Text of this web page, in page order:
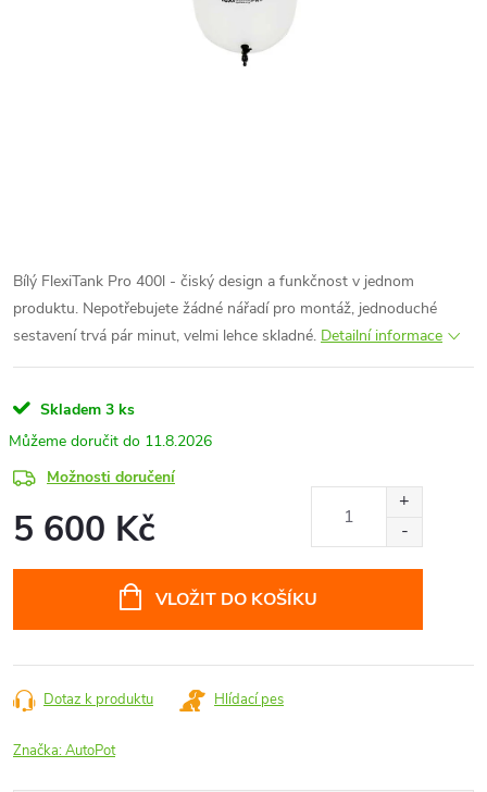
Bílý FlexiTank Pro 400l - čiský design a funkčnost v jednom
produktu. Nepotřebujete žádné nářadí pro montáž, jednoduché
sestavení trvá pár minut, velmi lehce skladné. Detailní informace
Skladem 3 ks
11.8.2026
Možnosti doručení
5 600 Kč
VLOŽIT DO KOŠÍKU
Dotaz k produktu Hlídací pes
Značka:AutoPot